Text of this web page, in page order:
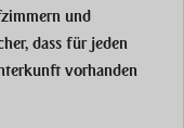
und
dass für jeden
vorhanden